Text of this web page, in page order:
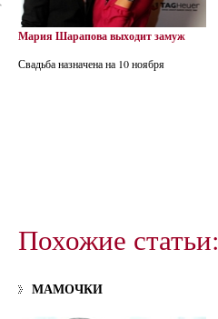
Мария Шарапова выходит замуж
Свадьба назначена на 10 ноября
Похожие статьи:
МАМОЧКИ